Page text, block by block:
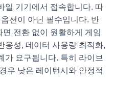
일 기기에서 접속합니다. 따
션이 아닌 필수입니다. 반
전환 없이 원활하게 게임
응성, 데이터 사용량 최적화,
가 요구됩니다. 특히 라이브
우 낮은 레이턴시와 안정적